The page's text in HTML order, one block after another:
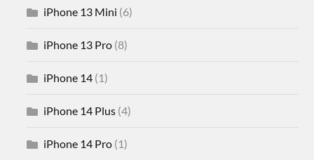
iPhone 13 Mini (6)
iPhone 13 Pro (8)
iPhone 14 (1)
iPhone 14 Plus (4)
iPhone 14 Pro (1)